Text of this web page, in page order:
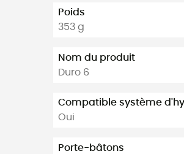
Poids
353 g
Nom du produit
Duro 6
Compatible système
Oui
Porte-bâtons